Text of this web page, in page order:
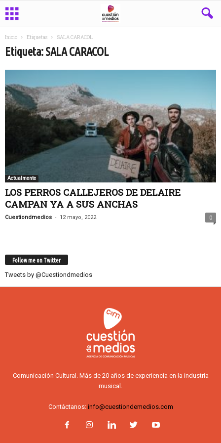
Inicio Etiquetas SALA CARACOL
Etiqueta: SALA CARACOL
Actualmente
LOS PERROS CALLEJEROS DE DELAIRE
CAMPAN YA A SUS ANCHAS
Cuestiondmedios - 12 mayo, 2022 0
Follow me on Twitter
Tweets by @Cuestiondmedios
Comunicación Cultural. Más de 20 años de experiencia en la industria
musical.
Contáctanos: info@cuestiondemedios.com